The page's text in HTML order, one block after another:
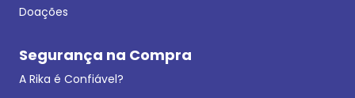
Doações
Segurança na Compra
A Rika é Confiável?